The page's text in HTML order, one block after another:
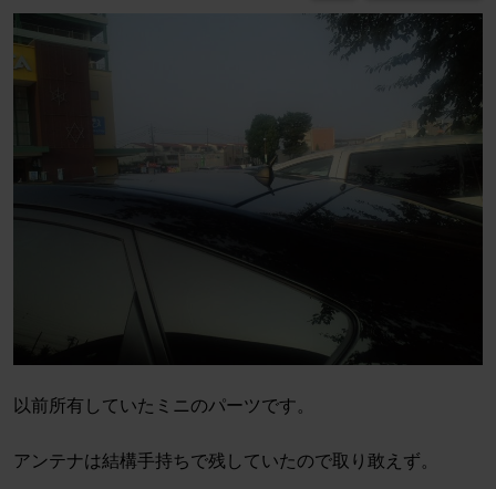
以前所有していたミニのパーツです。
アンテナは結構手持ちで残していたので取り敢えず。